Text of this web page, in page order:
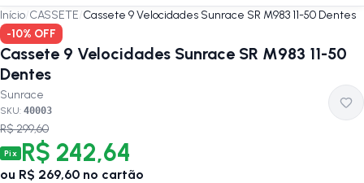
Início/CASSETE/Cassete 9 Velocidades Sunrace SR M983 11-50 Dentes
-10% OFF
Cassete 9 Velocidades Sunrace SR M983 11-50
Dentes
Sunrace
SKU: 40003
R$ 299,60
Pix R$ 242,64
ou R$ 269,60 no cartão